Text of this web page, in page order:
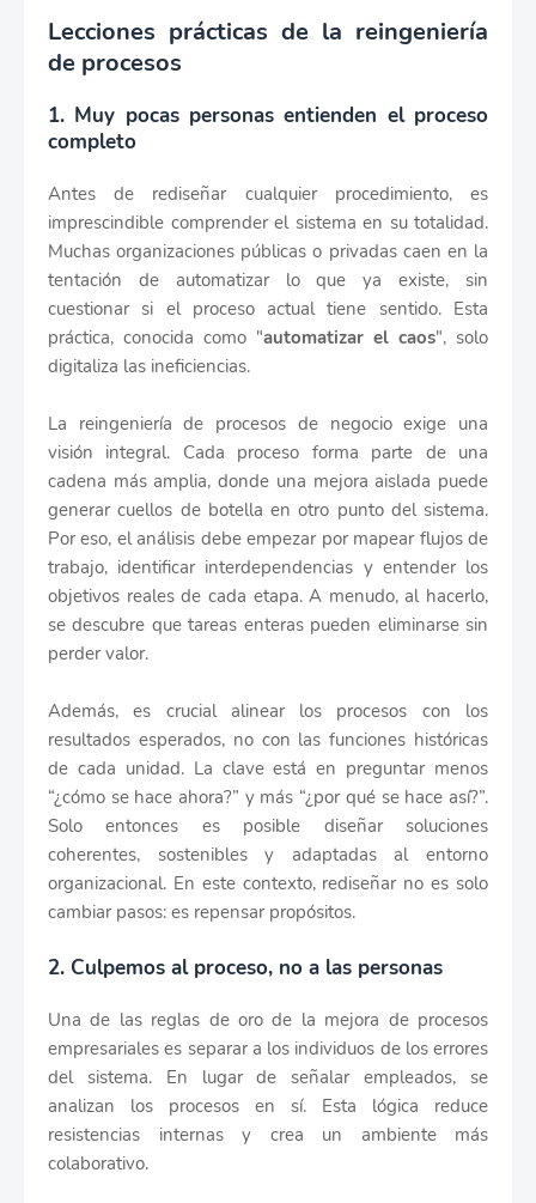
Lecciones prácticas de la reingeniería
de procesos
1. Muy pocas personas entienden el proceso
completo
Antes de rediseñar cualquier procedimiento, es
imprescindible comprender el sistema en su totalidad.
Muchas organizaciones públicas o privadas caen en la
tentación de automatizar lo que ya existe, sin
cuestionar si el proceso actual tiene sentido. Esta
práctica, conocida como "automatizar el caos", solo
digitaliza las ineficiencias.
La reingeniería de procesos de negocio exige una
visión integral. Cada proceso forma parte de una
cadena más amplia, donde una mejora aislada puede
generar cuellos de botella en otro punto del sistema.
Por eso, el análisis debe empezar por mapear flujos de
trabajo, identificar interdependencias y entender los
objetivos reales de cada etapa. A menudo, al hacerlo,
se descubre que tareas enteras pueden eliminarse sin
perder valor.
Además, es crucial alinear los procesos con los
resultados esperados, no con las funciones históricas
de cada unidad. La clave está en preguntar menos
“¿cómo se hace ahora?” y más “¿por qué se hace así?”.
Solo entonces es posible diseñar soluciones
coherentes, sostenibles y adaptadas al entorno
organizacional. En este contexto, rediseñar no es solo
cambiar pasos: es repensar propósitos.
2. Culpemos al proceso, no a las personas
Una de las reglas de oro de la mejora de procesos
empresariales es separar a los individuos de los errores
del sistema. En lugar de señalar empleados, se
analizan los procesos en sí. Esta lógica reduce
resistencias internas y crea un ambiente más
colaborativo.